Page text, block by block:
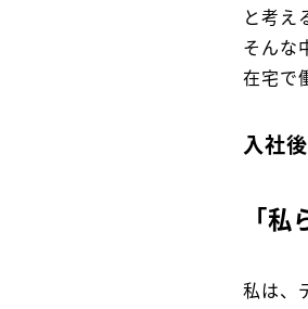
と考え
そんな
在宅で
入社
「
私は、